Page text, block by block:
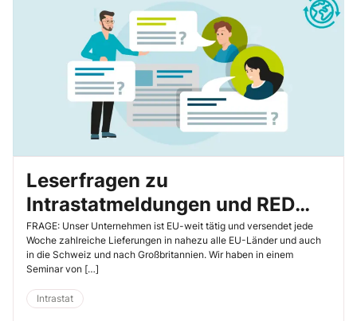
richtig zu nutzen und sich finanzielle Vorteile zu verschaffen.
Leserfragen zu
Intrastatmeldungen und RED
FLAGS
FRAGE: Unser Unternehmen ist EU-weit tätig und versendet jede
Woche zahlreiche Lieferungen in nahezu alle EU-Länder und auch
in die Schweiz und nach Großbritannien. Wir haben in einem
Seminar von […]
Intrastat